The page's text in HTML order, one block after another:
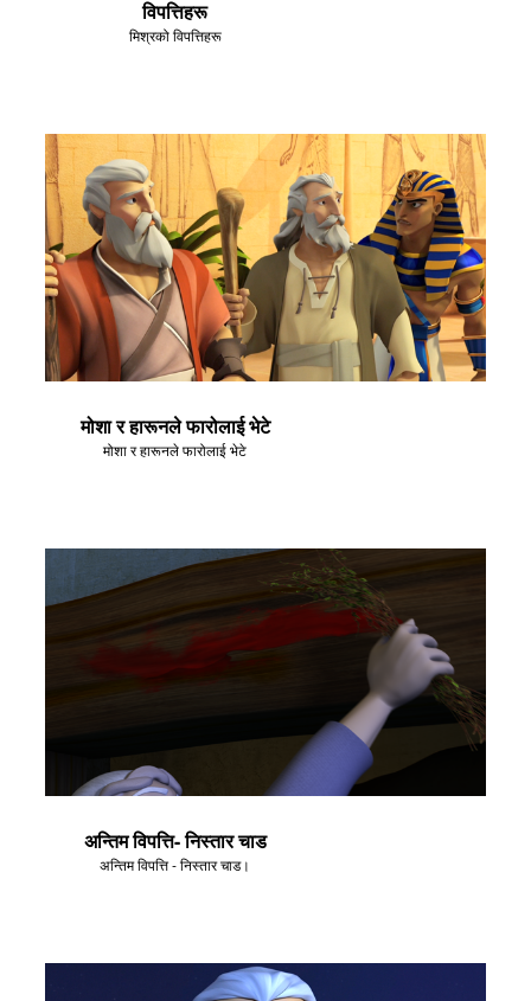
विपत्तिहरू
मिश्रको विपत्तिहरू
मोशा र हारूनले फारोलाई भेटे
मोशा र हारूनले फारोलाई भेटे
अन्तिम विपत्ति- निस्तार चाड
अन्तिम विपत्ति - निस्तार चाड।